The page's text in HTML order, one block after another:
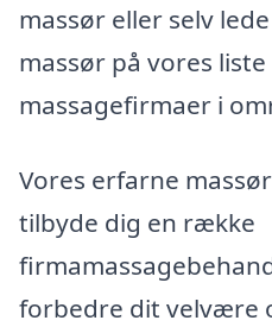
massør eller selv
massør på vores
massagefirmaer i
Vores erfarne
tilbyde dig en række
forbedre dit velvære